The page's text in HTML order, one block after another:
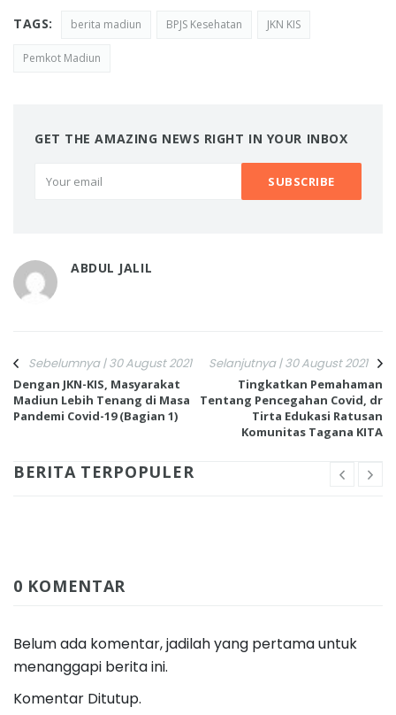
TAGS: berita madiun BPJS Kesehatan JKN KIS
Pemkot Madiun
GET THE AMAZING NEWS RIGHT IN YOUR INBOX
ABDUL JALIL
Sebelumnya | 30 August 2021
Dengan JKN-KIS, Masyarakat
Madiun Lebih Tenang di Masa
Pandemi Covid-19 (Bagian 1)
Selanjutnya | 30 August 2021
Tingkatkan Pemahaman
Tentang Pencegahan Covid, dr
Tirta Edukasi Ratusan
Komunitas Tagana KITA
BERITA TERPOPULER
0 KOMENTAR
Belum ada komentar, jadilah yang pertama untuk
menanggapi berita ini.
Komentar Ditutup.